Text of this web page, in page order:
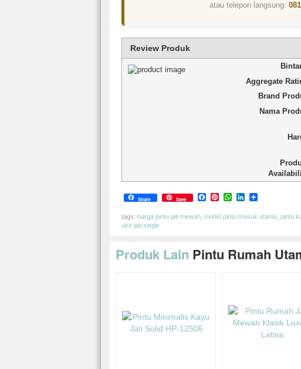
atau telepon langsung:
Review Produk
Aggregate
Brand
Nama
Share Save Facebook
Pinterest
WhatsApp
LinkedIn
tags: harga pintu jati mewah model pintu masuk utama pintu
ukir jati single
Produk Lain Pintu Rumah